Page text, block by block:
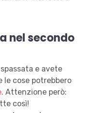
nel secondo
e avete
cose potrebbero
. Attenzione però:
così!